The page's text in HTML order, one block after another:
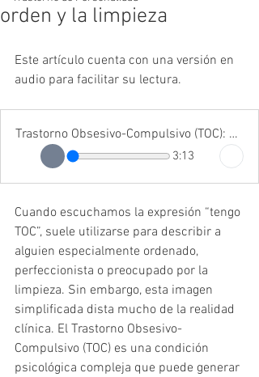
orden y la limpieza
Este artículo cuenta con una versión en
audio para facilitar su lectura.
Trastorno Obsesivo-Compulsivo (TOC): mucho más que una obsesión por el orden y la limpieza
3:13
Cuando escuchamos la expresión “tengo
TOC”, suele utilizarse para describir a
alguien especialmente ordenado,
perfeccionista o preocupado por la
limpieza. Sin embargo, esta imagen
simplificada dista mucho de la realidad
clínica. El Trastorno Obsesivo-
Compulsivo (TOC) es una condición
psicológica compleja que puede generar